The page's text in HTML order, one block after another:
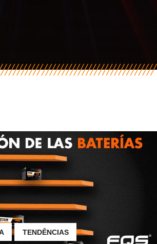
TENDÊNCIAS